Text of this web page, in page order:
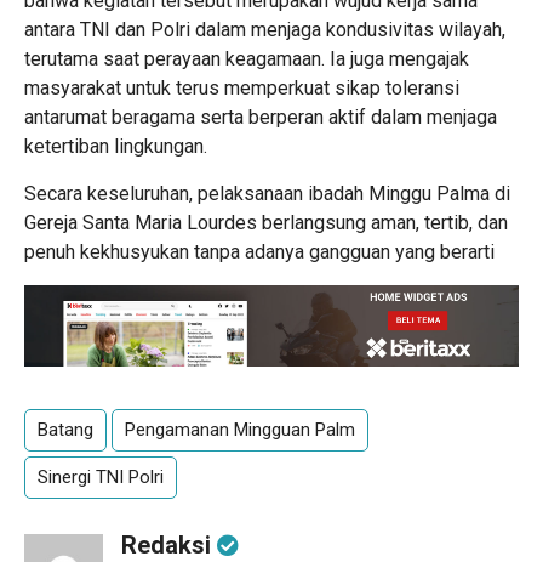
antara TNI dan Polri dalam menjaga kondusivitas wilayah,
terutama saat perayaan keagamaan. Ia juga mengajak
masyarakat untuk terus memperkuat sikap toleransi
antarumat beragama serta berperan aktif dalam menjaga
ketertiban lingkungan.
Secara keseluruhan, pelaksanaan ibadah Minggu Palma di
Gereja Santa Maria Lourdes berlangsung aman, tertib, dan
penuh kekhusyukan tanpa adanya gangguan yang berarti
Batang Pengamanan Mingguan Palm
Sinergi TNI Polri
Redaksi